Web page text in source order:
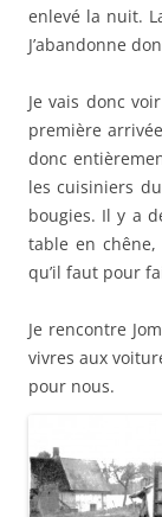
enlevé la nuit.
J’abandonne
Je vais donc
première
donc
les cuisiniers
bougies. Il y a
table en chêne,
qu’il faut pour
Je rencontre
vivres aux
pour nous.